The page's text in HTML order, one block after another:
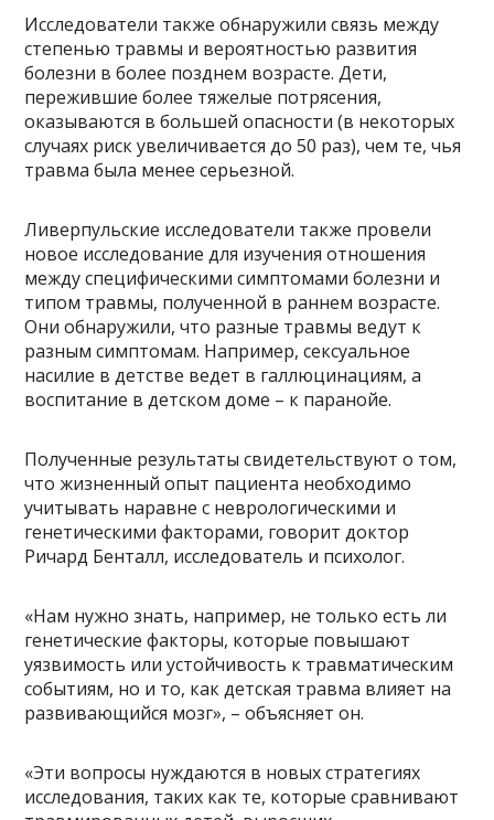
Исследователи также обнаружили связь между
степенью травмы и вероятностью развития
болезни в более позднем возрасте. Дети,
пережившие более тяжелые потрясения,
оказываются в большей опасности (в некоторых
случаях риск увеличивается до 50 раз), чем те, чья
травма была менее серьезной.
Ливерпульские исследователи также провели
новое исследование для изучения отношения
между специфическими симптомами болезни и
типом травмы, полученной в раннем возрасте.
Они обнаружили, что разные травмы ведут к
разным симптомам. Например, сексуальное
насилие в детстве ведет в галлюцинациям, а
воспитание в детском доме – к паранойе.
Полученные результаты свидетельствуют о том,
что жизненный опыт пациента необходимо
учитывать наравне с неврологическими и
генетическими факторами, говорит доктор
Ричард Бенталл, исследователь и психолог.
«Нам нужно знать, например, не только есть ли
генетические факторы, которые повышают
уязвимость или устойчивость к травматическим
событиям, но и то, как детская травма влияет на
развивающийся мозг», – объясняет он.
«Эти вопросы нуждаются в новых стратегиях
исследования, таких как те, которые сравнивают